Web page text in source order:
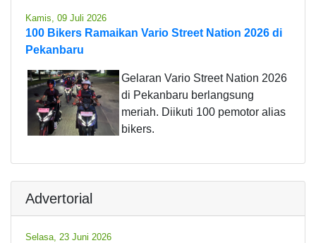
Kamis, 09 Juli 2026
100 Bikers Ramaikan Vario Street Nation 2026 di
Pekanbaru
Gelaran Vario Street Nation 2026
di Pekanbaru berlangsung
meriah. Diikuti 100 pemotor alias
bikers.
Advertorial
Selasa, 23 Juni 2026